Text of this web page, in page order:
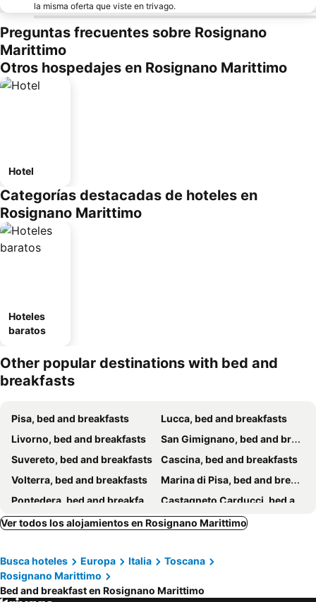
la misma oferta que viste en trivago.
Preguntas frecuentes sobre Rosignano
Marittimo
Otros hospedajes en Rosignano Marittimo
Hotel
Categorías destacadas de hoteles en
Rosignano Marittimo
Hoteles
baratos
Other popular destinations with bed and
breakfasts
Pisa, bed and breakfasts
Lucca, bed and breakfasts
Livorno, bed and breakfasts
San Gimignano, bed and breakfasts
Suvereto, bed and breakfasts
Cascina, bed and breakfasts
Volterra, bed and breakfasts
Marina di Pisa, bed and breakfasts
Pontedera, bed and breakfasts
Castagneto Carducci, bed and breakfasts
San Giuliano Terme, bed and breakfasts
Collesalvetti, bed and breakfasts
Certaldo, bed and breakfasts
Gambassi Terme, bed and breakfasts
Bibbona, bed and breakfasts
Ver todos los alojamientos en Rosignano Marittimo
Busca hoteles Europa Italia
Toscana
Rosignano Marittimo
Bed and breakfast en Rosignano Marittimo